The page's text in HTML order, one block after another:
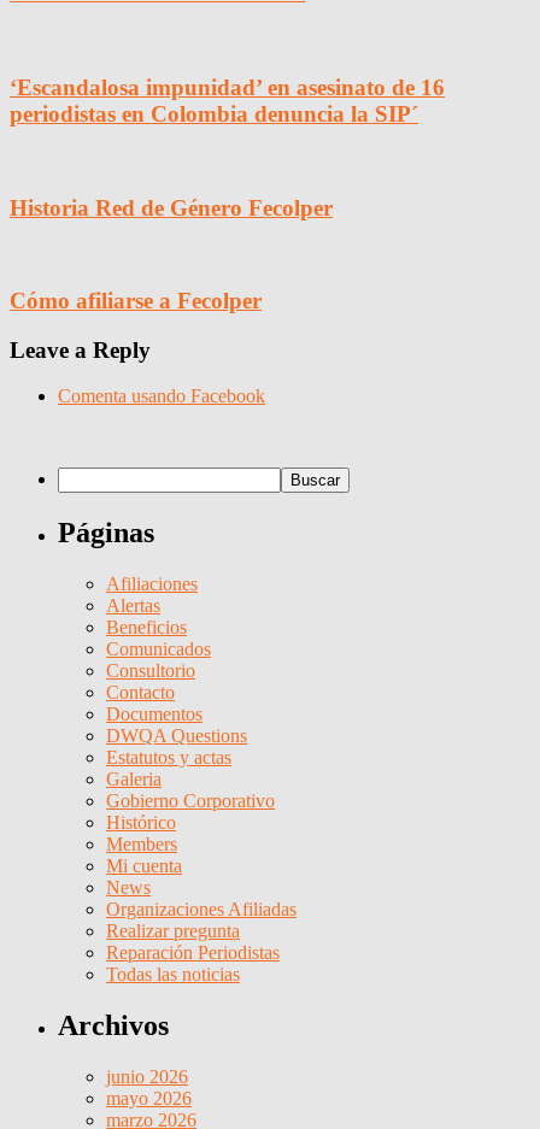
‘Escandalosa impunidad’ en asesinato de 16
periodistas en Colombia denuncia la SIP´
Historia Red de Género Fecolper
Cómo afiliarse a Fecolper
Leave a Reply
Comenta usando Facebook
Páginas
Afiliaciones
Alertas
Beneficios
Comunicados
Consultorio
Contacto
Documentos
DWQA Questions
Estatutos y actas
Galeria
Gobierno Corporativo
Histórico
Members
Mi cuenta
News
Organizaciones Afiliadas
Realizar pregunta
Reparación Periodistas
Todas las noticias
Archivos
junio 2026
mayo 2026
marzo 2026